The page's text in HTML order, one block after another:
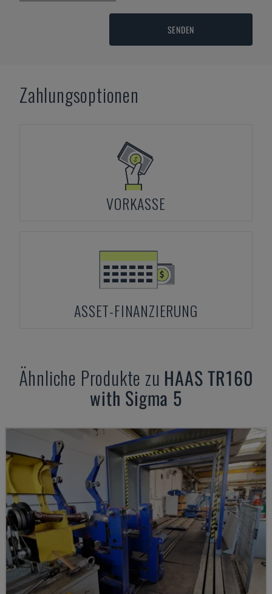
SENDEN
Zahlungsoptionen
VORKASSE
ASSET-FINANZIERUNG
Ähnliche Produkte zu HAASTR160
with Sigma 5